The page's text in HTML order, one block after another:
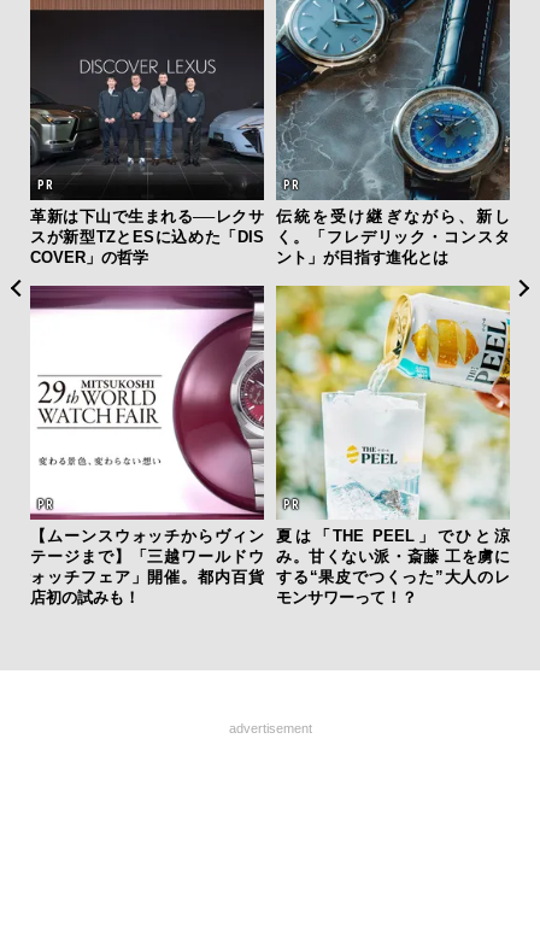
革新は下山で生まれる──レクサ
スが新型TZとESに込めた「DIS
COVER」の哲学
伝統を受け継ぎながら、新し
く。「フレデリック・コンスタ
ント」が目指す進化とは
【ムーンスウォッチからヴィン
テージまで】「三越ワールドウ
ォッチフェア」開催。都内百貨
店初の試みも！
夏は「THE PEEL」でひと涼
み。甘くない派・斎藤 工を虜に
する“果皮でつくった”大人のレ
モンサワーって！？
y
advertisement